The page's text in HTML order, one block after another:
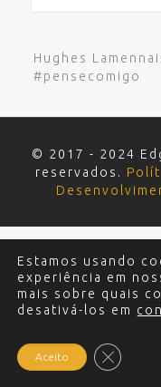
Hughes
#pensecomigo
© 2017 - 2024
reservados.
Estamos usando
experiência em
mais sobre quais
desativá-los em
Aceito Close